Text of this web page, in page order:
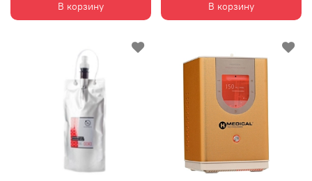
В корзину
В корзину